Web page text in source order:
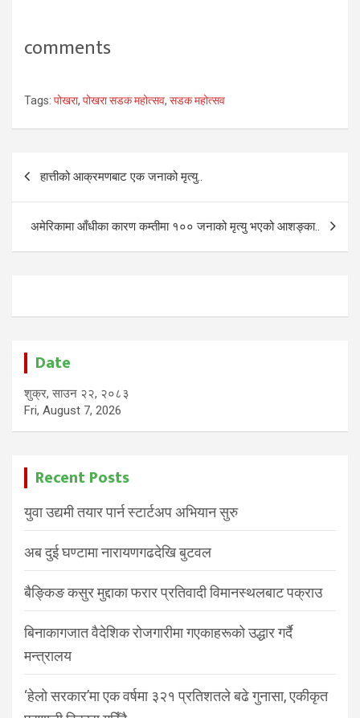
comments
Tags: पोखरा, पोखरा सडक महोत्सव, सडक महोत्सव
Post
navigation
हात्तीको आक्रमणबाट एक जनाको मृत्यु..
अमेरिकामा आँधीका कारण कम्तीमा १०० जनाको मृत्यु भएको आशङ्का..
Date
शुक्र, साउन २२, २०८३
Fri, August 7, 2026
Recent Posts
युवा उद्यमी तयार पार्न स्टार्टअप अभियान सुरु
अब दुई घण्टामा नारायणगढदेखि बुटवल
बैङ्किङ कसुर मुद्दाका फरार प्रतिवादी विमानस्थलबाट पक्राउ
बिनाकागजात वैदेशिक रोजगारीमा गएकाहरूको उद्धार गर्दै
मन्त्रालय
‘हेलो सरकार’मा एक वर्षमा ३२१ प्रतिशतले बढे गुनासा, एकीकृत